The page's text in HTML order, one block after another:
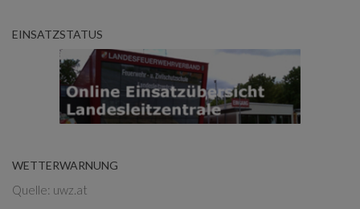
EINSATZSTATUS
WETTERWARNUNG
Quelle: uwz.at